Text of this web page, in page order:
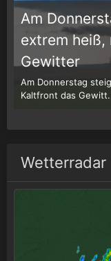
Am
extrem
Gewitter
Am Donnerstag
Kaltfront das
Wetterradar